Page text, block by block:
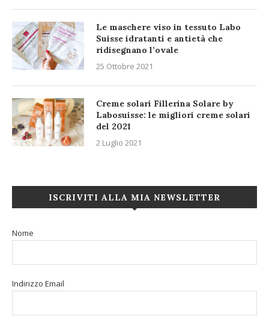
Le maschere viso in tessuto Labo
Suisse idratanti e antietà che
ridisegnano l’ovale
25 Ottobre 2021
Creme solari Fillerina Solare by
Labosuisse: le migliori creme solari
del 2021
2 Luglio 2021
ISCRIVITI ALLA MIA NEWSLETTER
Nome
Indirizzo Email